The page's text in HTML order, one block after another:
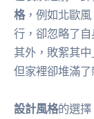
格，例如北歐
行，卻忽略了
其外，敗絮其
但家裡卻堆滿
設計風格的選